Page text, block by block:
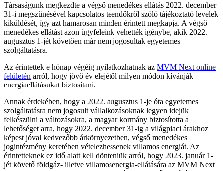
Társaságunk megkezdte a végső menedékes ellátás 2022. december
31-i megszűnésével kapcsolatos teendőkről szóló tájékoztató levelek
kiküldését, így azt hamarosan minden érintett megkapja. A végső
menedékes ellátást azon ügyfeleink vehették igénybe, akik 2022.
augusztus 1-jét követően már nem jogosultak egyetemes
szolgáltatásra.
Az érintettek e hónap végéig nyilatkozhatnak az MVM Next online
felületén arról, hogy jövő év elejétől milyen módon kívánják
energiaellátásukat biztosítani.
Annak érdekében, hogy a 2022. augusztus 1-je óta egyetemes
szolgáltatásra nem jogosult vállalkozásoknak legyen idejük
felkészülni a változásokra, a magyar kormány biztosította a
lehetőséget arra, hogy 2022. december 31-ig a világpiaci árakhoz
képest jóval kedvezőbb árkörnyezetben, végső menedékes
jogintézmény keretében vételezhessenek villamos energiát. Az
érintetteknek ez idő alatt kell dönteniük arról, hogy 2023. január 1-
jét követő földgáz- illetve villamosenergia-ellátására az MVM Next